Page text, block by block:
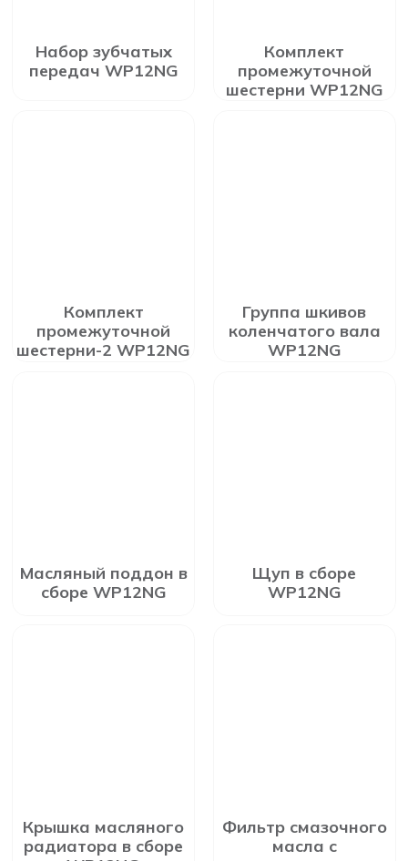
Набор зубчатых
передач WP12NG
Комплект
промежуточной
шестерни WP12NG
Комплект
промежуточной
шестерни-2 WP12NG
Группа шкивов
коленчатого вала
WP12NG
Масляный поддон в
сборе WP12NG
Щуп в сборе
WP12NG
Крышка масляного
радиатора в сборе
Фильтр смазочного
масла с